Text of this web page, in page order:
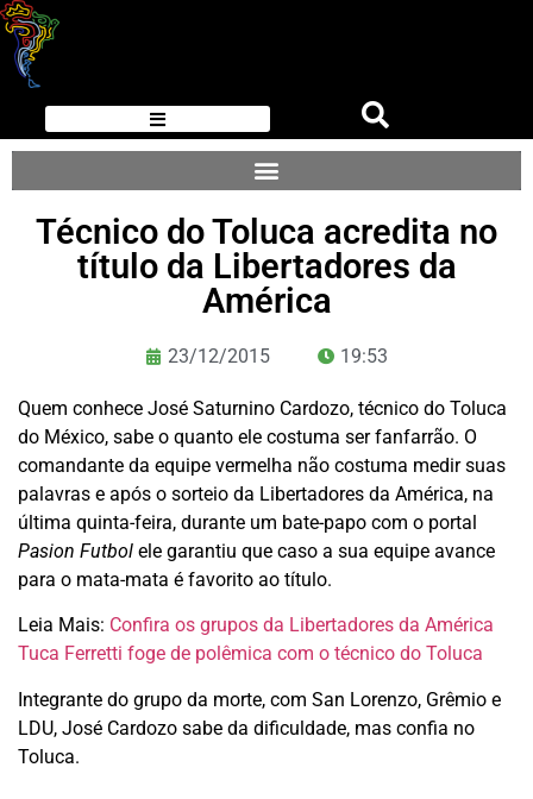
Técnico do Toluca acredita no
título da Libertadores da
América
23/12/2015 19:53
Quem conhece José Saturnino Cardozo, técnico do Toluca
do México, sabe o quanto ele costuma ser fanfarrão. O
comandante da equipe vermelha não costuma medir suas
palavras e após o sorteio da Libertadores da América, na
última quinta-feira, durante um bate-papo com o portal
Pasion Futbol ele garantiu que caso a sua equipe avance
para o mata-mata é favorito ao título.
Leia Mais: Confira os grupos da Libertadores da América
Tuca Ferretti foge de polêmica com o técnico do Toluca
Integrante do grupo da morte, com San Lorenzo, Grêmio e
LDU, José Cardozo sabe da dificuldade, mas confia no
Toluca.